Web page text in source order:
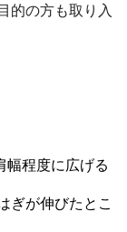
的の方も取り入
幅程度に広げる
ぎが伸びたとこ